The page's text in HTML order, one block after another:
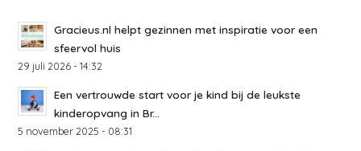
Gracieus.nl helpt gezinnen met inspiratie voor een
sfeervol huis
29 juli 2026 - 14:32
Een vertrouwde start voor je kind bij de leukste
kinderopvang in Br...
5 november 2025 - 08:31